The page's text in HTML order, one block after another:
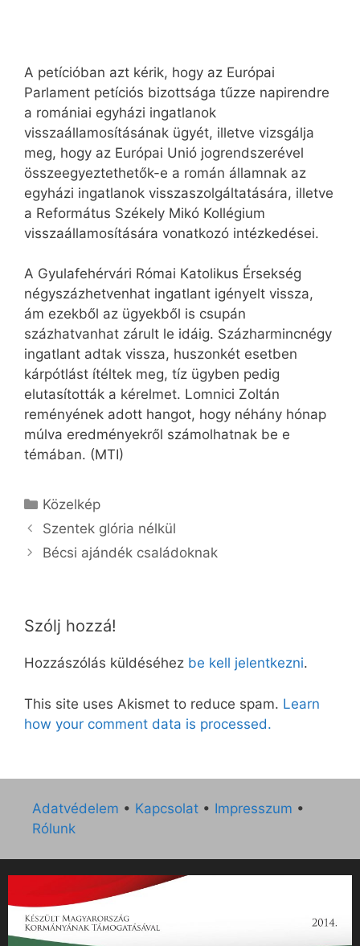
A petícióban azt kérik, hogy az Európai
Parlament petíciós bizottsága tűzze napirendre
a romániai egyházi ingatlanok
visszaállamosításának ügyét, illetve vizsgálja
meg, hogy az Európai Unió jogrendszerével
összeegyeztethetők-e a román államnak az
egyházi ingatlanok visszaszolgáltatására, illetve
a Református Székely Mikó Kollégium
visszaállamosítására vonatkozó intézkedései.
A Gyulafehérvári Római Katolikus Érsekség
négyszázhetvenhat ingatlant igényelt vissza,
ám ezekből az ügyekből is csupán
százhatvanhat zárult le idáig. Százharmincnégy
ingatlant adtak vissza, huszonkét esetben
kárpótlást ítéltek meg, tíz ügyben pedig
elutasították a kérelmet. Lomnici Zoltán
reményének adott hangot, hogy néhány hónap
múlva eredményekről számolhatnak be e
témában. (MTI)
Kategória
Közelkép
Szentek glória nélkül
Bécsi ajándék családoknak
Szólj hozzá!
Hozzászólás küldéséhez be kell jelentkezni.
This site uses Akismet to reduce spam. Learn
how your comment data is processed.
Adatvédelem • Kapcsolat • Impresszum •
Rólunk